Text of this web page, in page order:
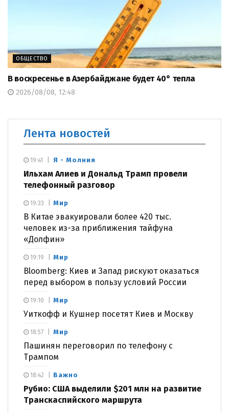
ОБЩЕСТВО
В воскресенье в Азербайджане будет 40° тепла
2026/08/08, 12:48
Лента новостей
Я - Молния
Ильхам Алиев и Дональд Трамп провели
телефонный разговор
19:41
Мир
В Китае эвакуировали более 420 тыс.
человек из-за приближения тайфуна
«Долфин»
19:33
Мир
Bloomberg: Киев и Запад рискуют оказаться
перед выбором в пользу условий России
19:19
Мир
Уиткофф и Кушнер посетят Киев и Москву
19:10
Мир
Пашинян переговорил по телефону с
Трампом
18:57
Важно
Рубио: США выделили $201 млн на развитие
Транскаспийского маршрута
18:42